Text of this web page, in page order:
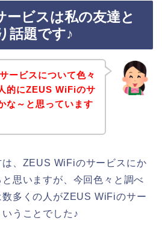
ービスは私の友達と
話題です♪
ービスについて色々
的にZEUS WiFiのサ
な～と思っています
、ZEUS WiFiのサービスにか
思いますが、今回色々と調べ
多くの人がZEUS WiFiのサー
うことでした♪